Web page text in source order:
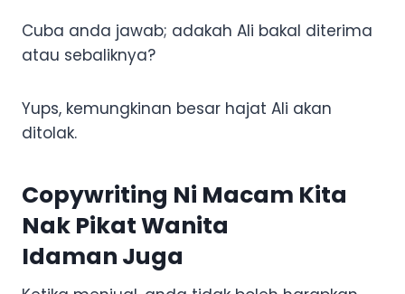
Cuba anda jawab; adakah Ali bakal diterima
atau sebaliknya?
Yups, kemungkinan besar hajat Ali akan
ditolak.
Copywriting Ni Macam Kita
Nak Pikat Wanita
Idaman Juga